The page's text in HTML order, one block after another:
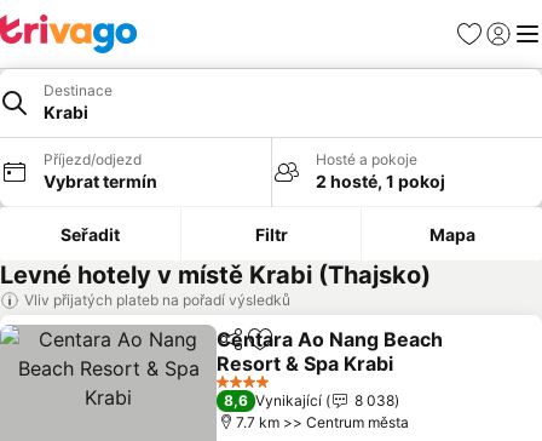
Oblíbené
Destinace
Krabi
Příjezd/odjezd
Vybrat termín
Hosté a pokoje
2 hosté, 1 pokoj
Seřadit Filtr Mapa
Levné hotely v místě Krabi (Thajsko)
Vliv přijatých plateb na pořadí výsledků
SdíletPřidat na seznam oblíbených
Centara Ao Nang Beach
Resort & Spa Krabi
4 Počet hvězdiček
8,6 Vynikající
8 038
7.7 km >> Centrum města